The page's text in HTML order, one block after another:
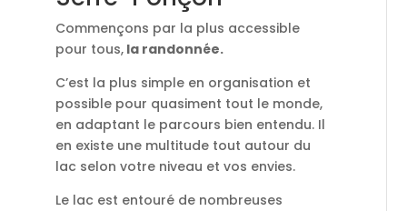
Commençons par la plus accessible
pour tous,la randonnée.
C’est la plus simple en organisation et
possible pour quasiment tout le monde,
en adaptant le parcours bien entendu. Il
en existe une multitude tout autour du
lac selon votre niveau et vos envies.
Le lac est entouré de nombreuses